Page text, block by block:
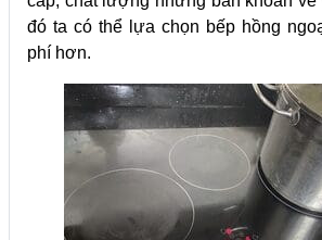
đó ta có thể lựa chọn bếp hồng
phí hơn.